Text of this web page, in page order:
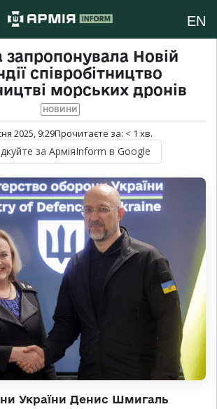
EN
запропонувала Новій
співробітництво
морських дронів
НОВИНИ
2025, 9:29Прочитаєте за: < 1 хв.
за АрміяInform в Google
України Денис Шмигаль